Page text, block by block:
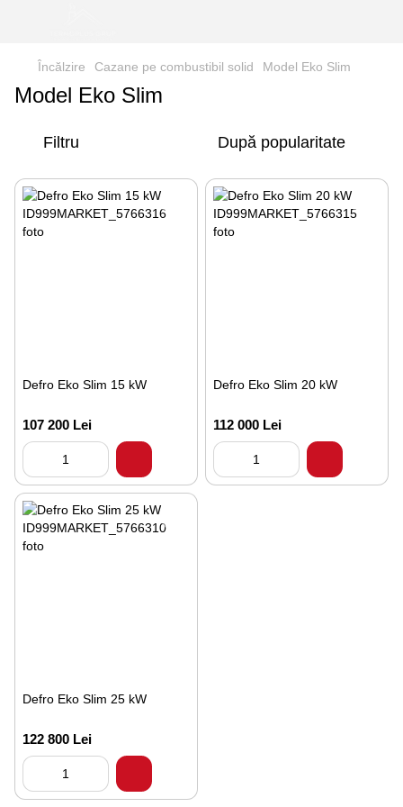
Încălzire Cazane pe combustibil solid Model Eko Slim
Model Eko Slim
Filtru După popularitate
Defro Eko Slim 15 kW
107 200 Lei
Defro Eko Slim 20 kW
112 000 Lei
Defro Eko Slim 25 kW
122 800 Lei